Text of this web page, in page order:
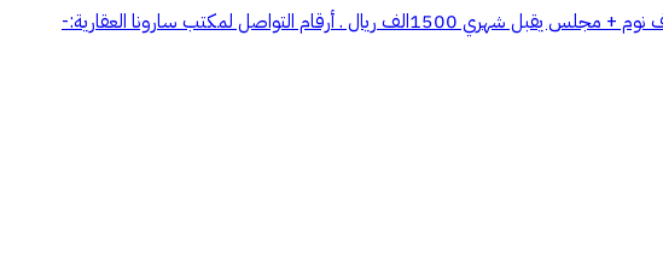
بالقصيم محافظة عيون الجواء حي الجرده دور علوي مع سطح +مدخل خاص عداد كهرباء مستقل ،عداد الماء مشترك يتكون من 3 غرف نوم + مجلس يقبل شهري 1500الف ريال . أرقام التواصل لمكتب سارونا العقارية:-